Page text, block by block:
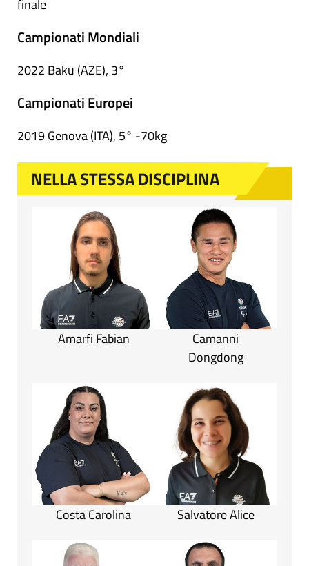
finale
Campionati Mondiali
2022 Baku (AZE), 3°
Campionati Europei
2019 Genova (ITA), 5° -70kg
NELLA STESSA DISCIPLINA
Amarfi Fabian
Camanni
Dongdong
Costa Carolina Salvatore Alice